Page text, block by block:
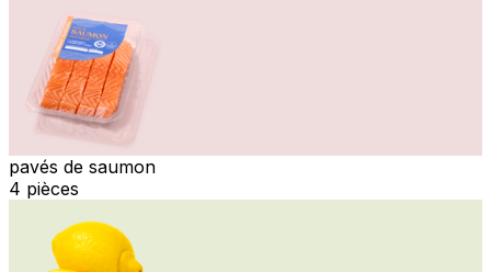
pavés de saumon
4 pièces